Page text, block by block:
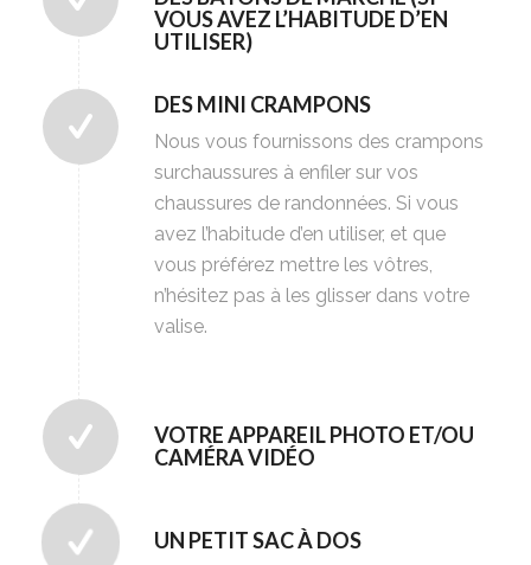
VOUS AVEZ L’HABITUDE D’EN
UTILISER)
DES MINI CRAMPONS
Nous vous fournissons des crampons
surchaussures à enfiler sur vos
chaussures de randonnées. Si vous
avez l’habitude d’en utiliser, et que
vous préférez mettre les vôtres,
n’hésitez pas à les glisser dans votre
valise.
VOTRE APPAREIL PHOTO ET/OU
CAMÉRA VIDÉO
UN PETIT SAC À DOS